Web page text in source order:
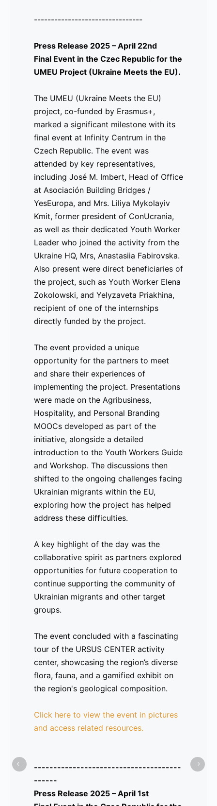
--------------------------------
Press Release 2025 – April 22nd
Final Event in the Czec Republic for the
UMEU Project (Ukraine Meets the EU).
The UMEU (Ukraine Meets the EU)
project, co-funded by Erasmus+,
marked a significant milestone with its
final event at Infinity Centrum in the
Czech Republic. The event was
attended by key representatives,
including José M. Imbert, Head of Office
at Asociación Building Bridges /
YesEuropa, and Mrs. Liliya Mykolayiv
Kmit, former president of ConUcrania,
as well as their dedicated Youth Worker
Leader who joined the activity from the
Ukraine HQ, Mrs, Anastasiia Fabirovska.
Also present were direct beneficiaries of
the project, such as Youth Worker Elena
Zokolowski, and Yelyzaveta Priakhina,
recipient of one of the internships
directly funded by the project.
The event provided a unique
opportunity for the partners to meet
and share their experiences of
implementing the project. Presentations
were made on the Agribusiness,
Hospitality, and Personal Branding
MOOCs developed as part of the
initiative, alongside a detailed
introduction to the Youth Workers Guide
and Workshop. The discussions then
shifted to the ongoing challenges facing
Ukrainian migrants within the EU,
exploring how the project has helped
address these difficulties.
A key highlight of the day was the
collaborative spirit as partners explored
opportunities for future cooperation to
continue supporting the community of
Ukrainian migrants and other target
groups.
The event concluded with a fascinating
tour of the URSUS CENTER activity
center, showcasing the region’s diverse
flora, fauna, and a gamified exhibit on
the region's geological composition.
Click here to view the event in pictures
and access related resources.
--------------------------------------
------
Press Release 2025 – April 1st
Por ello, nos complace anunciar que los
abierta en nuestra plataforma de
aprendizaje "YesEuropa Academy".
---------------------------------
Comunicado de Prensa 2025 – 22 de
abril
Evento Final en la República Checa
para el Proyecto UMEU (Ukraine Meets
the EU) [Resultados]
El proyectoUMEU (Ukraine Meets the
EU), cofinanciado por Erasmus+, marcó
un hito importante con su evento final
enInfinity Centrumen la República
Checa. El evento contó con la presencia
de representantes clave, incluyendo a
José M. Imbert, Director de la Oficina
de Asociación Building Bridges /
YesEuropa, ySra. Liliya Mykolayiv Kmit
expresidenta deConUcrania. También
estuvieron presentes beneficiarios
trabajadora juvenilElena Zokolowski
Yelyzaveta Priakhina, beneficiaria de
una de las prácticas directamente
financiadas por el proyecto.
El evento brindó una oportunidad única
para que los socios se reunieran y
compartieran sus experiencias en la
implementación del proyecto. Se
realizaron presentaciones sobre los
MOOCs desarrollados en
Agronegocios,Industria Hotelera
Marca Personal, además de una
introducción detallada a la
Posteriormente, las discusiones se
centraron en los desafíos actuales que
enfrentan los migrantes ucranianosen
la UE, explorando cómo el proyecto ha
ayudado a abordar estas dificultades.
colaborativo, mientras los socios
exploraban oportunidades para futuras
cooperaciones con el fin de continuar
apoyando a la comunidad demigrantes
ucranianosy otros grupos objetivo.
El evento concluyó con una fascinante
visita al centro de actividades
una exposición gamificada sobre la
composición geológica de la región.